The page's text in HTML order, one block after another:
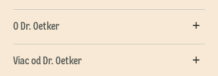
O Dr. Oetker
Viac od Dr. Oetker